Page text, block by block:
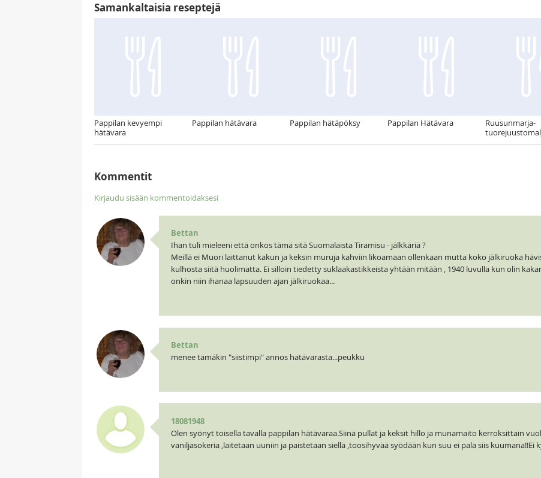
Samankaltaisia reseptejä
Pappilan kevyempi
hätävara
Pappilan hätävara Pappilan hätäpöksy Pappilan Hätävara
Ruusunmarja-
Kommentit
Kirjaudu sisään kommentoidaksesi
Bettan
Ihan tuli mieleeni että onkos tämä sitä Suomalaista Tiramisu - jälkkäriä ?
Meillä ei Muori laittanut kakun ja keksin muruja kahviin likoamaan ollenkaan mutta koko jälkiruoka
kulhosta siitä huolimatta. Ei silloin tiedetty suklaakastikkeista yhtään mitään , 1940 luvulla kun olin
onkin niin ihanaa lapsuuden ajan jälkiruokaa...
Bettan
menee tämäkin "siistimpi" annos hätävarasta...peukku
18081948
Olen syönyt toisella tavalla pappilan hätävaraa.Siinä pullat ja keksit hillo ja munamaito kerroksittain
vaniljasokeria ,laitetaan uuniin ja paistetaan siellä ,toosihyvää syödään kun suu ei pala siis kuumana!!Ei